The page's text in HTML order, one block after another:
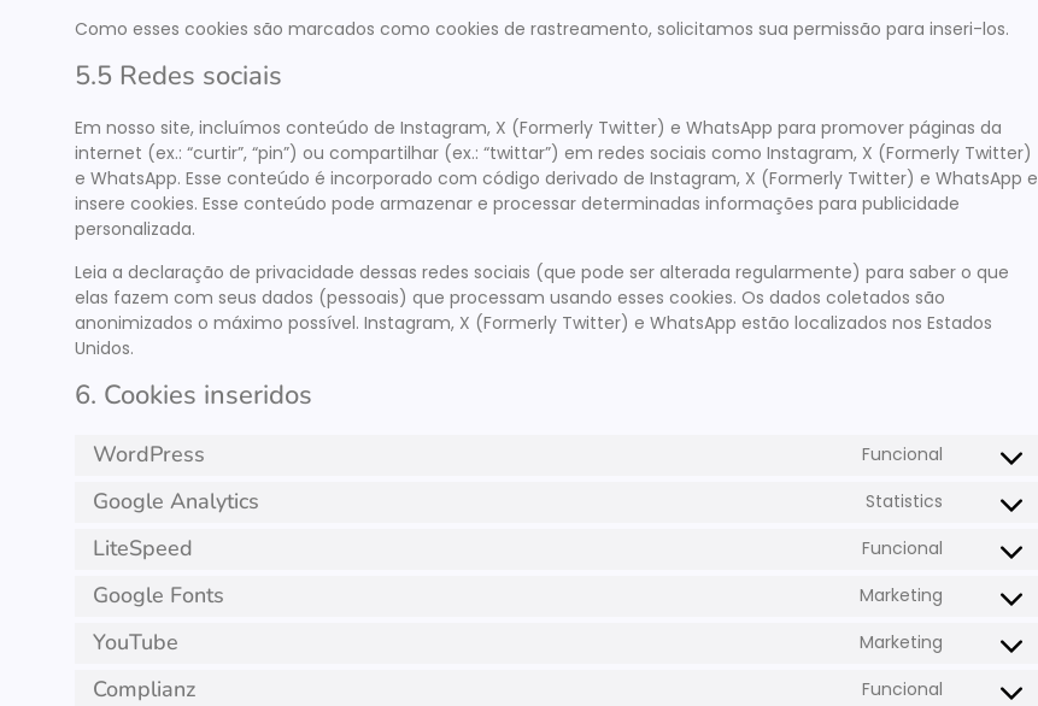
Como esses cookies são marcados como cookies de rastreamento, solicitamos sua permissão para inseri-los.
5.5 Redes sociais
Em nosso site, incluímos conteúdo de Instagram, X (Formerly Twitter) e WhatsApp para promover páginas da
internet (ex.: “curtir”, “pin”) ou compartilhar (ex.: “twittar”) em redes sociais como Instagram, X (Formerly Twitter)
e WhatsApp. Esse conteúdo é incorporado com código derivado de Instagram, X (Formerly Twitter) e WhatsApp e
insere cookies. Esse conteúdo pode armazenar e processar determinadas informações para publicidade
personalizada.
Leia a declaração de privacidade dessas redes sociais (que pode ser alterada regularmente) para saber o que
elas fazem com seus dados (pessoais) que processam usando esses cookies. Os dados coletados são
anonimizados o máximo possível. Instagram, X (Formerly Twitter) e WhatsApp estão localizados nos Estados
Unidos.
6. Cookies inseridos
WordPress Funcional
Google Analytics Statistics
LiteSpeed Funcional
Google Fonts Marketing
YouTube Marketing
Complianz Funcional